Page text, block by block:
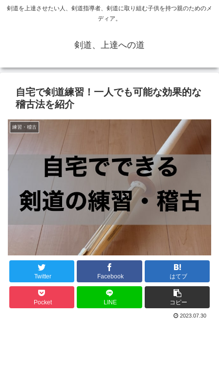
剣道を上達させたい人、剣道指導者、剣道に取り組む子供を持つ親のためのメ
ディア。
剣道、上達への道
自宅で剣道練習！一人でも可能な効果的な
稽古法を紹介
練習・稽古
Twitter Facebook はてブ
Pocket LINE コピー
2023.07.30